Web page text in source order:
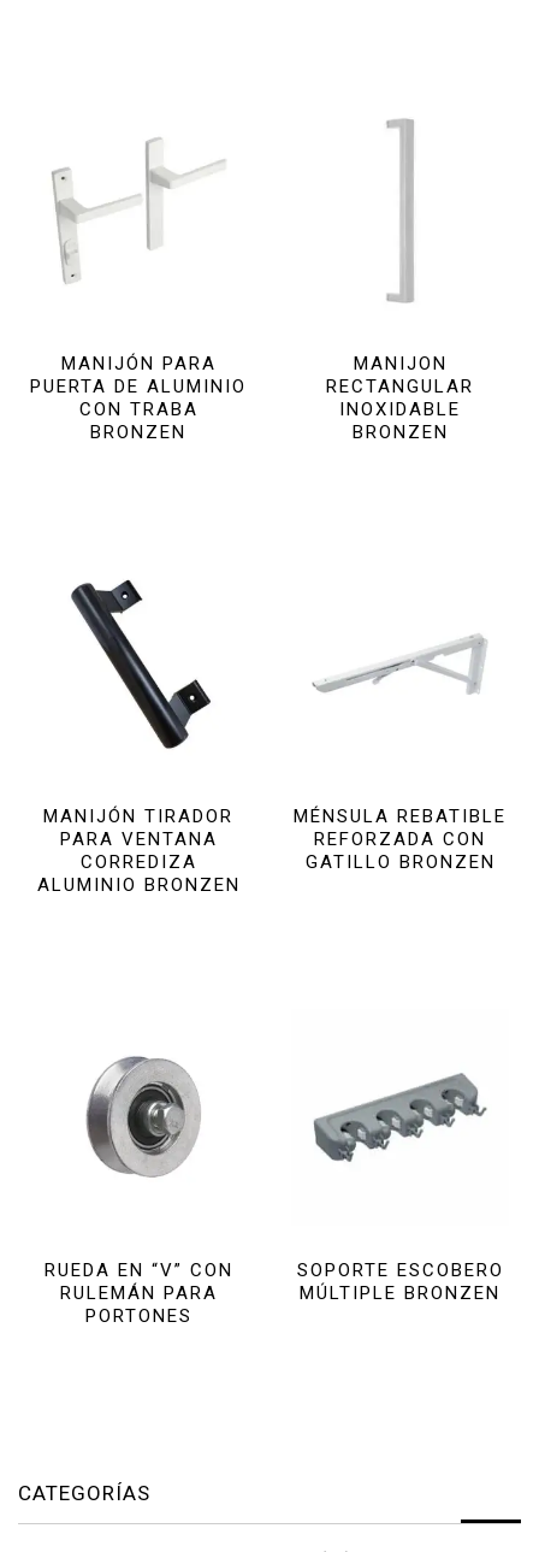
MANIJÓN PARA
PUERTA DE ALUMINIO
CON TRABA
BRONZEN
MANIJON
RECTANGULAR
INOXIDABLE
BRONZEN
MANIJÓN TIRADOR
PARA VENTANA
CORREDIZA
ALUMINIO BRONZEN
MÉNSULA REBATIBLE
REFORZADA CON
GATILLO BRONZEN
RUEDA EN “V” CON
RULEMÁN PARA
PORTONES
SOPORTE ESCOBERO
MÚLTIPLE BRONZEN
CATEGORÍAS